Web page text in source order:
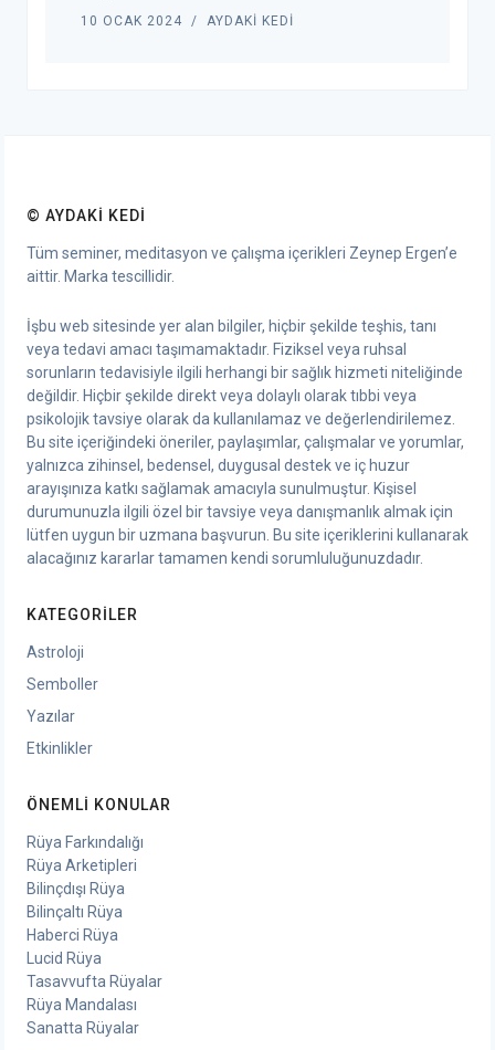
10 OCAK 2024 AYDAKI KEDI
© AYDAKI KEDI
Tüm seminer, meditasyon ve çalışma içerikleri Zeynep Ergen’e
aittir. Marka tescillidir.
İşbu web sitesinde yer alan bilgiler, hiçbir şekilde teşhis, tanı
veya tedavi amacı taşımamaktadır. Fiziksel veya ruhsal
sorunların tedavisiyle ilgili herhangi bir sağlık hizmeti niteliğinde
değildir. Hiçbir şekilde direkt veya dolaylı olarak tıbbi veya
psikolojik tavsiye olarak da kullanılamaz ve değerlendirilemez.
Bu site içeriğindeki öneriler, paylaşımlar, çalışmalar ve yorumlar,
yalnızca zihinsel, bedensel, duygusal destek ve iç huzur
arayışınıza katkı sağlamak amacıyla sunulmuştur. Kişisel
durumunuzla ilgili özel bir tavsiye veya danışmanlık almak için
lütfen uygun bir uzmana başvurun. Bu site içeriklerini kullanarak
alacağınız kararlar tamamen kendi sorumluluğunuzdadır.
KATEGORILER
Astroloji
Semboller
Yazılar
Etkinlikler
ÖNEMLI KONULAR
Rüya Farkındalığı
Rüya Arketipleri
Bilinçdışı Rüya
Bilinçaltı Rüya
Haberci Rüya
Lucid Rüya
Tasavvufta Rüyalar
Rüya Mandalası
Sanatta Rüyalar